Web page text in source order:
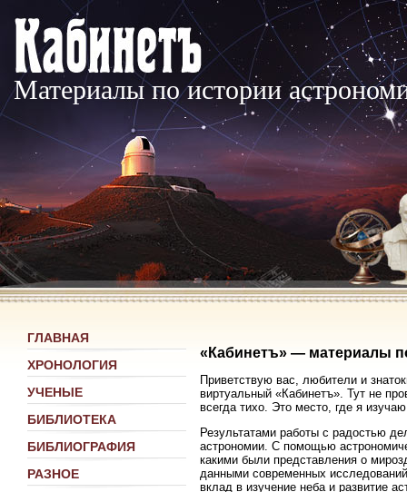
Материалы по истории
ГЛАВНАЯ
ХРОНОЛОГИЯ
УЧЕНЫЕ
БИБЛИОТЕКА
БИБЛИОГРАФИЯ
РАЗНОЕ
«Кабинетъ» — материалы
Приветствую вас, любители и
виртуальный «Кабинетъ». Тут не
всегда тихо. Это место, где я
Результатами работы с радостью
астрономии. С помощью
какими были представления о
данными современных
вклад в изучение неба и развитие